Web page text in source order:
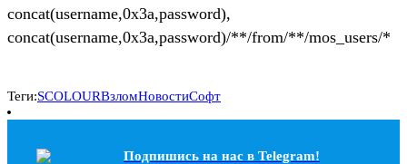
concat(username,0x3a,password),
concat(username,0x3a,password)/**/from/**/mos_users/*
Теги:SCOLOURВзломНовостиСофт
Подпишись на наc в Telegram!